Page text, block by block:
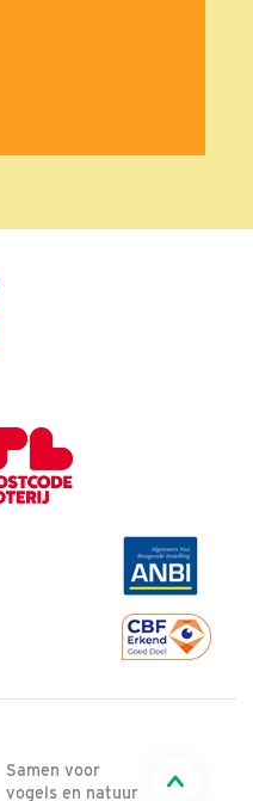
Samen voor
vogels en natuur